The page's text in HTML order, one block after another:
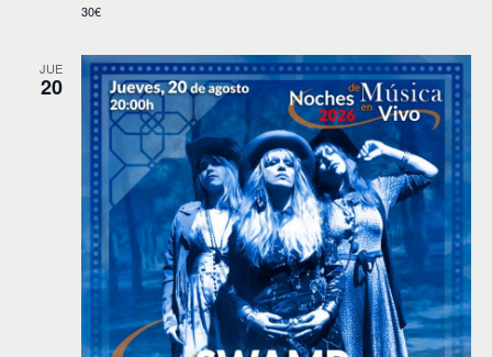
30€
JUE
20